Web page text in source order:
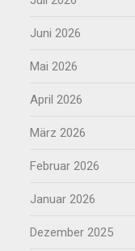
Juni 2026
Mai 2026
April 2026
März 2026
Februar 2026
Januar 2026
Dezember 2025